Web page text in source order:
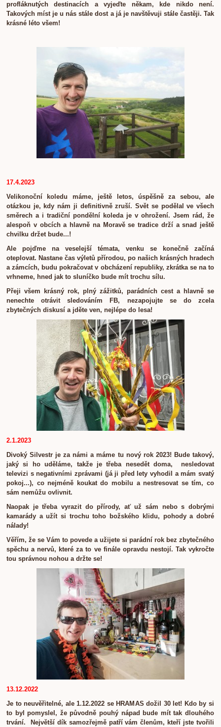
profláknutých destinacích a vyjeďte někam, kde nikdo není.
Takových míst je u nás stále dost a já je navštěvuji stále častěji. Tak
krásné léto všem!
17.4.2023
Velikonoční koledu máme, ještě letos, úspěšně za sebou, ale
otázkou je, kdy nám ji definitivně zruší. Svět se podělal ve všech
směrech a i tradiční pondělní koleda je v ohrožení. Jsem rád, že
alespoň v obcích a hlavně na Moravě se tradice drží a snad ještě
chvilku držet bude...!
Ale pojďme na veselejší témata, venku se konečně začíná
oteplovat. Nastane čas výletů přírodou, po našich krásných hradech
a zámcích, budu pokračovat v obcházení republiky, zkrátka se na to
vrhneme, hned jak to sluníčko bude mít trochu sílu.
Přeji všem krásný rok, plný zážitků, parádních cest a hlavně se
nenechte otrávit sledováním FB, nezapojujte se do zcela
zbytečných diskusí a jděte ven, nejlépe do lesa!
2.1.2023
Divoký Silvestr je za námi a máme tu nový rok 2023! Bude takový,
jaký si ho uděláme, takže je třeba nesedět doma, nesledovat
televizi s negativními zprávami (já ji před lety vyhodil a mám svatý
pokoj...), co nejméně koukat do mobilu a nestresovat se tím, co
sám nemůžu ovlivnit.
Naopak je třeba vyrazit do přírody, ať už sám nebo s dobrými
kamarády a užít si trochu toho božského klidu, pohody a dobré
nálady!
Věřím, že se Vám to povede a užijete si parádní rok bez zbytečného
spěchu a nervů, které za to ve finále opravdu nestojí. Tak vykročte
tou správnou nohou a držte se!
13.12.2022
Je to neuvěřitelné, ale 1.12.2022 se HRAMAS dožil 30 let! Kdo by si
to byl pomyslel, že původně pouhý nápad bude mít tak dlouhého
trvání. Největší dík samozřejmě patří vám členům, kteří jste tvořili